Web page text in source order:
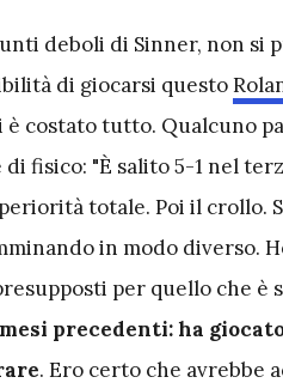
deboli di Sinner, non si
di giocarsi questo
è costato tutto. Qualcuno
fisico: "È salito 5-1 nel
totale. Poi il crollo.
in modo diverso.
per quello che è
precedenti: ha
. Ero certo che avrebbe